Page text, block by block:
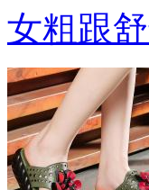
女粗跟